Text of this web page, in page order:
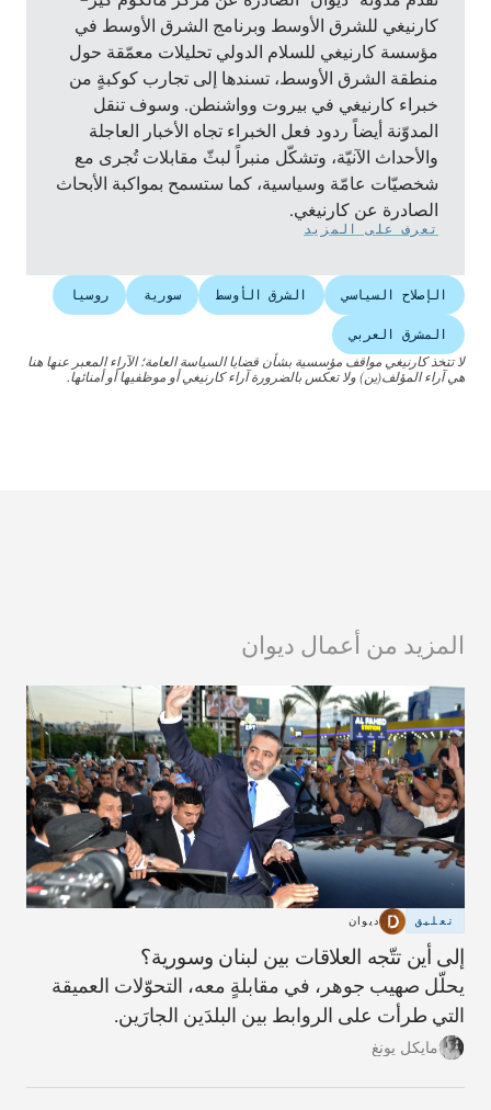
كارنيغي للشرق الأوسط وبرنامج الشرق الأوسط في
مؤسسة كارنيغي للسلام الدولي تحليلات معمّقة حول
منطقة الشرق الأوسط، تسندها إلى تجارب كوكبةٍ من
خبراء كارنيغي في بيروت وواشنطن. وسوف تنقل
المدوّنة أيضاً ردود فعل الخبراء تجاه الأخبار العاجلة
والأحداث الآنيّة، وتشكّل منبراً لبثّ مقابلات تُجرى مع
شخصيّات عامّة وسياسية، كما ستسمح بمواكبة الأبحاث
الصادرة عن كارنيغي.
تعرف على المزيد
الإصلاح السياسي الشرق الأوسط سورية روسيا
المشرق العربي
لا تتخذ كارنيغي مواقف مؤسسية بشأن قضايا السياسة العامة؛ الآراء المعبر عنها هنا
هي آراء المؤلف(ين) ولا تعكس بالضرورة آراء كارنيغي أو موظفيها أو أمنائها.
المزيد من أعمال ديوان
تعليق ديوان
إلى أين تتّجه العلاقات بين لبنان وسورية؟
يحلّل صهيب جوهر، في مقابلةٍ معه، التحوّلات العميقة
التي طرأت على الروابط بين البلدَين الجارَين.
مايكل يونغ